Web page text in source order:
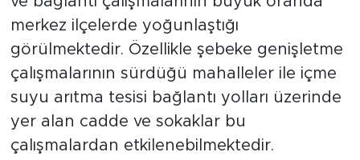
merkez ilçelerde yoğunlaştığı
görülmektedir. Özellikle şebeke genişletme
çalışmalarının sürdüğü mahalleler ile içme
suyu arıtma tesisi bağlantı yolları üzerinde
yer alan cadde ve sokaklar bu
çalışmalardan etkilenebilmektedir.